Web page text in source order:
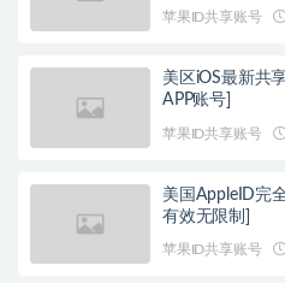
苹果ID共享账号
美区iOS最新共
APP账号]
苹果ID共享账号
美国AppleID完
有效无限制]
苹果ID共享账号